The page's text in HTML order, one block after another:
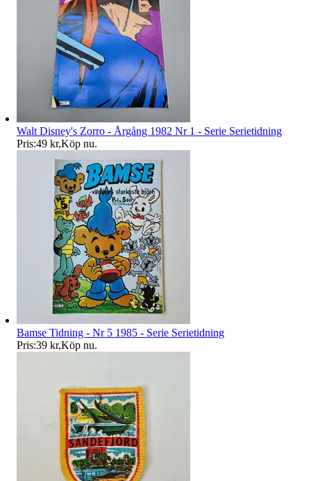
Walt Disney's Zorro - Årgång 1982 Nr 1 - Serie Serietidning
Pris:49 kr,Köp nu.
Bamse Tidning - Nr 5 1985 - Serie Serietidning
Pris:39 kr,Köp nu.